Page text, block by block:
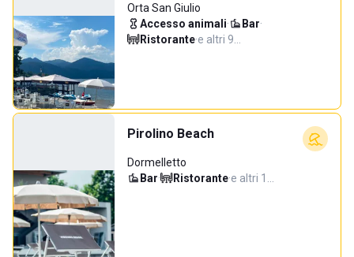
Orta San Giulio
Accesso animali· Bar·
Ristorante·e altri 9…
Pirolino Beach
Dormelletto
Bar· Ristorante·e altri 1…